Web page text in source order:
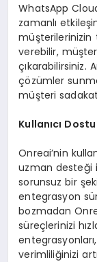
WhatsApp
zamanlı
müşterilerinizin
verebilir,
çıkarabilirsiniz.
çözümler
müşteri
Kullanıcı
Onreai’nin
uzman desteği
sorunsuz bir
entegrasyon
bozmadan
süreçlerinizi
verimliliğinizi